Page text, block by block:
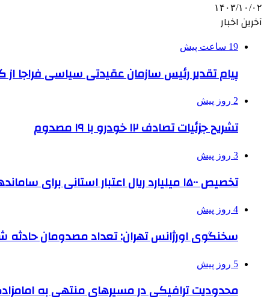
۱۴۰۳/۱۰/۰۲
آخرین اخبار
19 ساعت پیش
پیام تقدیر رئیس سازمان عقیدتی سیاسی فراجا از
2 روز پیش
تشریح جزئیات تصادف ۱۲ خودرو با ۱۹ مصدوم
3 روز پیش
تخصیص ۱۵۰۰ میلیارد ریال اعتبار استانی برای ساماندهی بافت قدیم دزفول
4 روز پیش
سخنگوی اورژانس تهران: تعداد مصدومان حادثه شهرک
5 روز پیش
محدودیت ترافیکی در مسیرهای منتهی به